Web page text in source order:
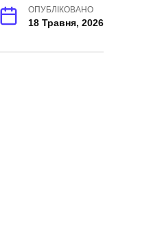
ОПУБЛІКОВАНО
18 Травня, 2026